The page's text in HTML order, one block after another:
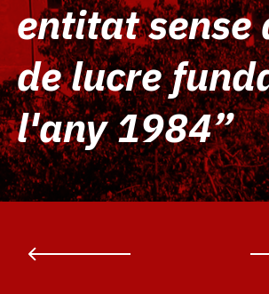
entitat sense
de lucre
l'any 1984”